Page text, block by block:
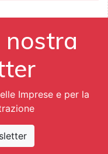
nostra
Imprese e per la